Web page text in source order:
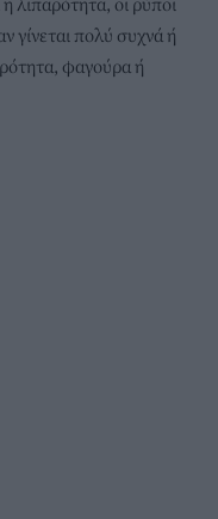
γίνεται πολύ συχνά ή
φαγούρα ή